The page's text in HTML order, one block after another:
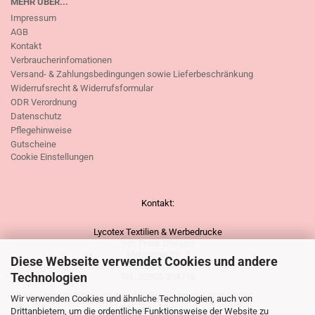
Diese Webseite verwendet Cookies und andere
Technologien
Wir verwenden Cookies und ähnliche Technologien, auch von
Drittanbietern, um die ordentliche Funktionsweise der Website zu
Impressum
AGB
Kontakt
Verbraucherinfomationen
Versand- & Zahlungsbedingungen sowie Lieferbeschränkung
Widerrufsrecht & Widerrufsformular
ODR Verordnung
Datenschutz
Pflegehinweise
Gutscheine
Cookie Einstellungen
Kontakt:
Lycotex Textilien & Werbedrucke
Mehrumer Str. 7
46562 Voerde
Unsere vorübergehenden Öffnungszeiten:
Di - Fr. 15.30 Uhr bis 18.30 Uhr